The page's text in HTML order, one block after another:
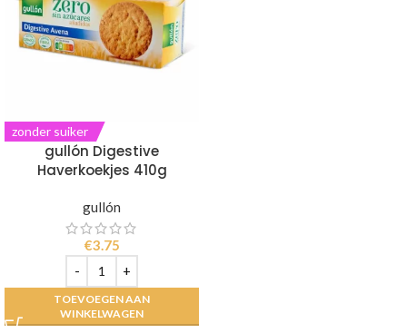
zonder suiker
gullón Digestive
Haverkoekjes 410g
gullón
€3.75
TOEVOEGEN AAN
WINKELWAGEN